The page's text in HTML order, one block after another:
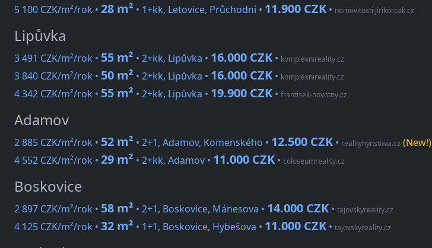
5 100 CZK/m²/rok • 28 m² • 1+kk, Letovice, Průchodní • 11.900 CZK • nemovitosti.jirikorcak.cz
Lipůvka
3 491 CZK/m²/rok • 55 m² • 2+kk, Lipůvka • 16.000 CZK • komplexnireality.cz
3 840 CZK/m²/rok • 50 m² • 2+kk, Lipůvka • 16.000 CZK • komplexnireality.cz
4 342 CZK/m²/rok • 55 m² • 2+kk, Lipůvka • 19.900 CZK • frantisek-novotny.cz
Adamov
2 885 CZK/m²/rok • 52 m² • 2+1, Adamov, Komenského • 12.500 CZK • realityhynstova.cz (New!)
4 552 CZK/m²/rok • 29 m² • 2+kk, Adamov • 11.000 CZK • coloseumreality.cz
Boskovice
2 897 CZK/m²/rok • 58 m² • 2+1, Boskovice, Mánesova • 14.000 CZK • tajovskyreality.cz
4 125 CZK/m²/rok • 32 m² • 1+1, Boskovice, Hybešova • 11.000 CZK • tajovskyreality.cz